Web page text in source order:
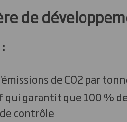
de
de CO2 par
garantit que 100 %
contrôle